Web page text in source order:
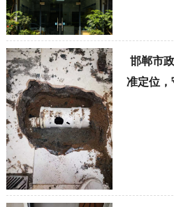
邯郸市
准定位